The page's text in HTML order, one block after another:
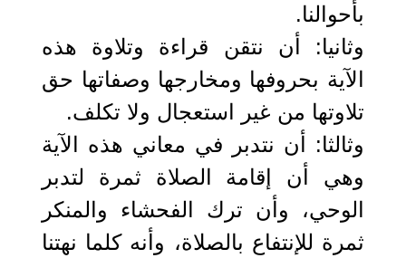
بأحوالنا.
وثانيا: أن نتقن قراءة وتلاوة هذه
الآية بحروفها ومخارجها وصفاتها حق
تلاوتها من غير استعجال ولا تكلف.
وثالثا: أن نتدبر في معاني هذه الآية
وهي أن إقامة الصلاة ثمرة لتدبر
الوحي، وأن ترك الفحشاء والمنكر
ثمرة للإنتفاع بالصلاة، وأنه كلما نهتنا